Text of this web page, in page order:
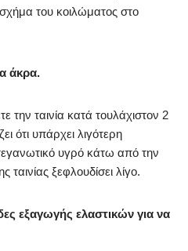
του κοιλώματος στο
άκρα.
την ταινία κατά τουλάχιστον 2
ότι υπάρχει λιγότερη
υγρό κάτω από την
ταινίας ξεφλουδίσει λίγο.
εξαγωγής ελαστικών για να